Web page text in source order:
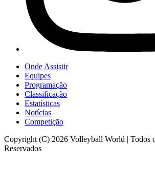
Onde Assistir
Equipes
Programação
Classificação
Estatísticas
Notícias
Competição
Copyright (C) 2026 Volleyball World | Todos
Reservados